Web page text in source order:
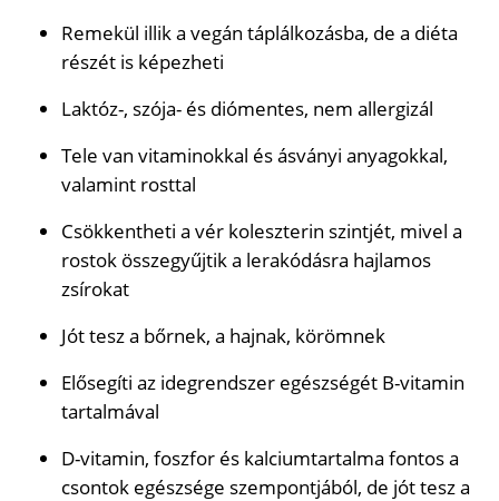
Remekül illik a vegán táplálkozásba, de a diéta
részét is képezheti
Laktóz-, szója- és diómentes, nem allergizál
Tele van vitaminokkal és ásványi anyagokkal,
valamint rosttal
Csökkentheti a vér koleszterin szintjét, mivel a
rostok összegyűjtik a lerakódásra hajlamos
zsírokat
Jót tesz a bőrnek, a hajnak, körömnek
Elősegíti az idegrendszer egészségét B-vitamin
tartalmával
D-vitamin, foszfor és kalciumtartalma fontos a
csontok egészsége szempontjából, de jót tesz a